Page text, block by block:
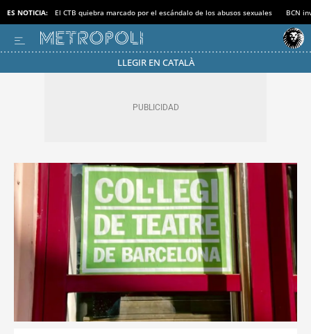
ES NOTICIA: El CTB quiebra marcado por el escándalo de los abusos sexuales BCN
LLEGIR EN CATALÀ